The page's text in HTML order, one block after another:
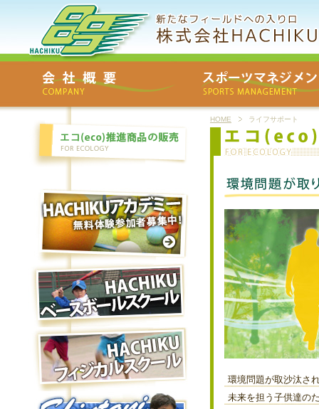
HOME ライフサポート
環境問題が取沙汰さ
未来を担う子供達の